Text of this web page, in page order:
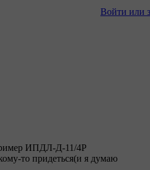
Войти или
ИПДЛ-Д-11/4Р
то придеться(и я думаю